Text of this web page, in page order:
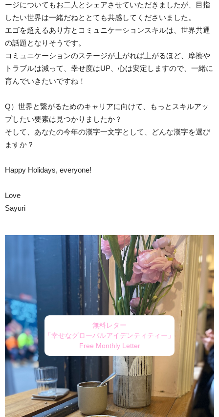
ージについてもお二人とシェアさせていただきましたが、目指
したい世界は一緒だねととても共感してくださいました。
エゴを超えるあり方とコミュニケーションスキルは、世界共通
の話題となりそうです。
コミュニケーションのステージが上がれば上がるほど、摩擦や
トラブルは減って、幸せ度はUP、心は安定しますので、一緒に
育んでいきたいですね！
Q）世界と繋がるためのキャリアに向けて、もっとスキルアッ
プしたい要素は見つかりましたか？
そして、あなたの今年の漢字一文字として、どんな漢字を選び
ますか？
Happy Holidays, everyone!
Love
Sayuri
無料レター
「幸せなグローバルアイデンティティー」
Free Monthly Letter